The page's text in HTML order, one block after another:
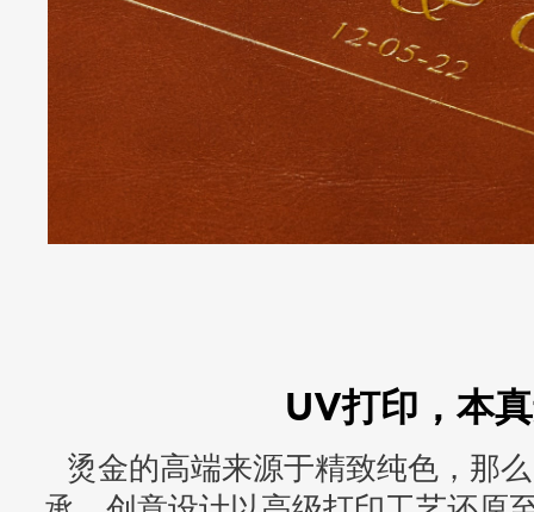
UV打印，本
烫金的高端来源于精致纯色，那